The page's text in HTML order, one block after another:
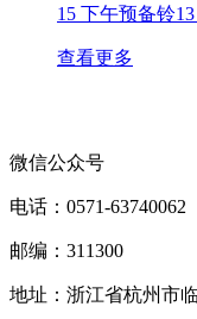
15 下午预备铃
查看更多
微信公众号
电话：0571-63740062
邮编：311300
地址：浙江省杭州市